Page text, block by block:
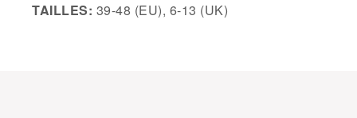
TAILLES: 39-48 (EU), 6-13 (UK)